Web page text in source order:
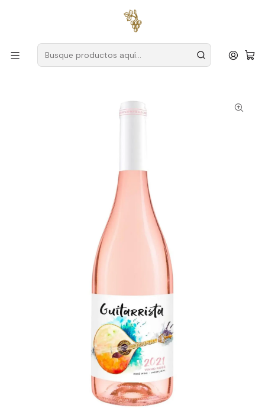
para pedidos superiores a
Productores Setúbal
Finca Monte Alegre
Quinta do Monte Alegre Guitarrista Magnum 2024 Setúbal
Rosado 1.5L